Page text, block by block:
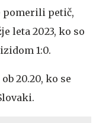
pomerili petič,
leta 2023, ko so
1:0.
20.20, ko se